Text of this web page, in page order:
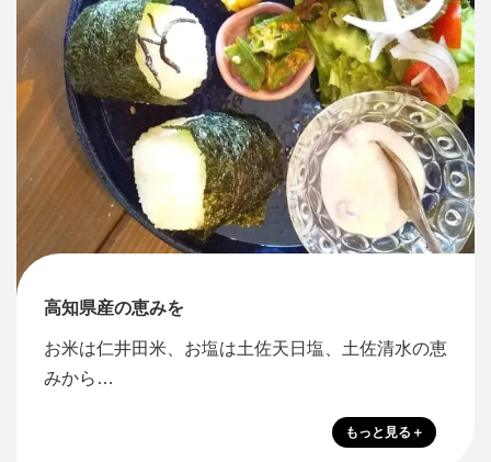
高知県産の恵みを
お米は仁井田米、お塩は土佐天日塩、土佐清水の恵
みから…